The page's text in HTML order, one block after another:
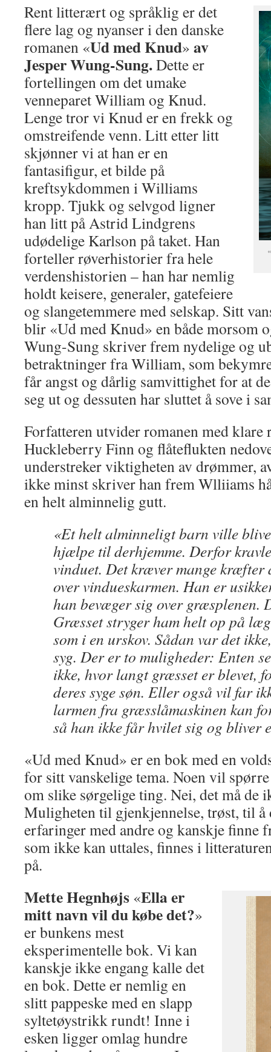
Rent litterært og språklig er det
flere lag og nyanser i den danske
romanen «Ud med Knud» av
Jesper Wung-Sung.Dette er
fortellingen om det umake
venneparet William og Knud.
Lenge tror vi Knud er en frekk og
omstreifende venn. Litt etter litt
skjønner vi at han er en
fantasifigur, et bilde på
kreftsykdommen i Williams
kropp. Tjukk og selvgod ligner
han litt på Astrid Lindgrens
udødelige Karlson på taket. Han
forteller røverhistorier fra hele
verdenshistorien – han har nemlig
holdt keisere, generaler, gatefeiere
og slangetemmere med selskap. Sitt
blir «Ud med Knud» en både morsom
Wung-Sung skriver frem nydelige og
betraktninger fra William, som
får angst og dårlig samvittighet for at
seg ut og dessuten har sluttet å sove i
Forfatteren utvider romanen med klare
Huckleberry Finn og flåteflukten
understreker viktigheten av drømmer,
ikke minst skriver han frem Wlliiams
en helt alminnelig gutt.
«Et helt alminneligt barn ville
hjælpe til derhjemme. Derfor
vinduet. Det kræver mange kræfter
over vindueskarmen. Han er
han bevæger sig over græsplenen.
Græsset stryger ham helt op på
som i en urskov. Sådan var det
syg. Der er to muligheder: Enten
ikke, hvor langt græsset er blevet,
deres syge søn. Eller også vil far
larmen fra græsslåmaskinen kan
så han ikke får hvilet sig og bliver
«Ud med Knud» er en bok med en
for sitt vanskelige tema. Noen vil
om slike sørgelige ting. Nei, det må de
Muligheten til gjenkjennelse, trøst, til å
erfaringer med andre og kanskje finne
som ikke kan uttales, finnes i
på.
Mette Hegnhøjs «Ella er
mitt navn vil du købe det?»
er bunkens mest
eksperimentelle bok. Vi kan
kanskje ikke engang kalle det
en bok. Dette er nemlig en
slitt pappeske med en slapp
syltetøystrikk rundt! Inne i
esken ligger omlag hundre